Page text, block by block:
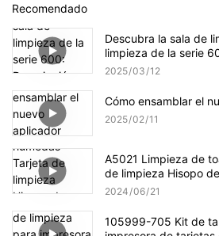
Recomendado
Descubra la sala de
limpieza de la serie
del producto Ultimate
2025 03 12
Cómo ensamblar el
2025 02 11
A5021 Limpieza de
de limpieza Hisopo
de limpieza Evolis
2024 06 21
105999-705 Kit de